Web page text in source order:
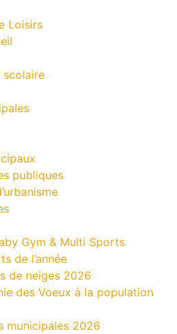
Loisirs
scolaire
publiques
Gym & Multi Sports
de l’année
de neiges 2026
des Voeux à la population
municipales 2026